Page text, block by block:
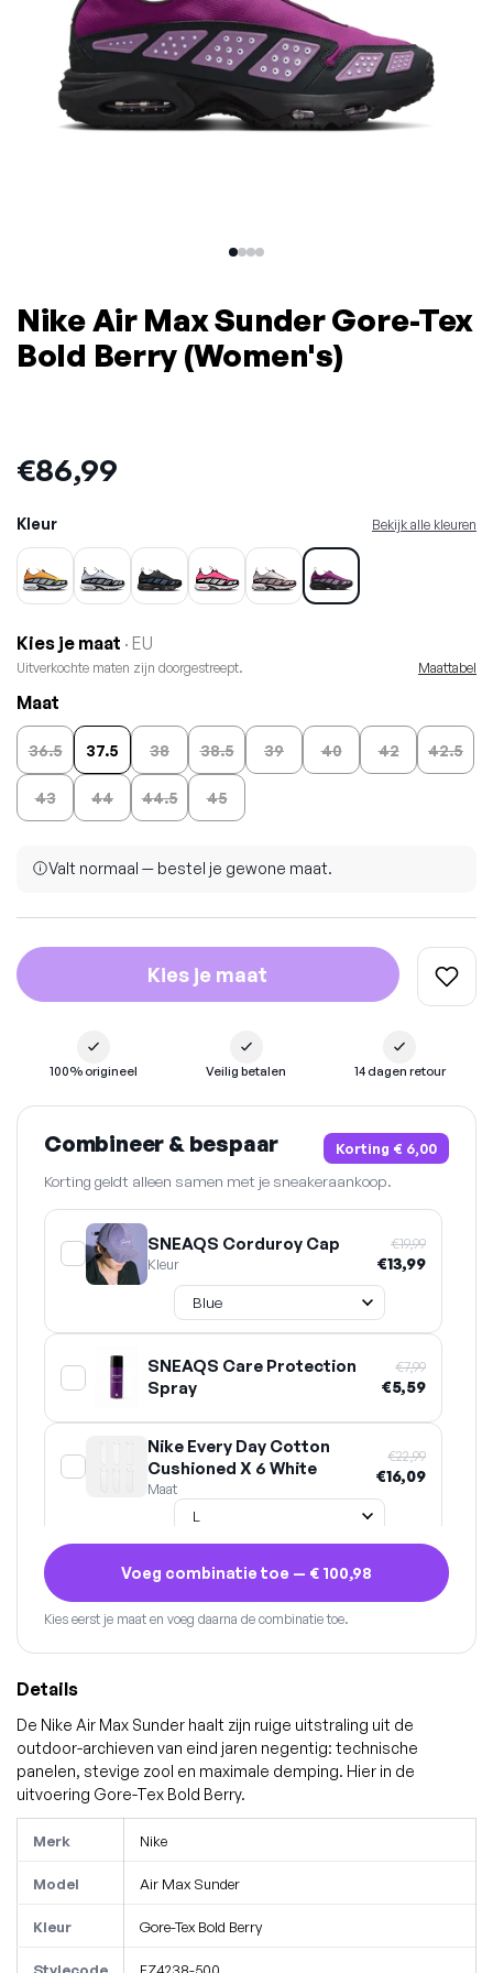
Nike Air Max Sunder Gore-Tex
Bold Berry (Women's)
Prijs:
€86,99
Kleur Bekijk alle kleuren
Kies je maat · EU
Uitverkochte maten zijn doorgestreept. Maattabel
Maat
36.5 37.5 38 38.5 39 40 42 42.5
43 44 44.5 45
Valt normaal — bestel je gewone maat.
Kies je maat
100% origineel Veilig betalen 14 dagen retour
Combineer & bespaar Korting € 6,00
Korting geldt alleen samen met je sneakeraankoop.
SNEAQS Corduroy Cap
Kleur
€19,99
€13,99
SNEAQS Care Protection
Spray
€7,99
€5,59
Nike Every Day Cotton
Cushioned X 6 White
Maat
€22,99
€16,09
Voeg combinatie toe — € 100,98
Kies eerst je maat en voeg daarna de combinatie toe.
Details
De Nike Air Max Sunder haalt zijn ruige uitstraling uit de
outdoor-archieven van eind jaren negentig: technische
panelen, stevige zool en maximale demping. Hier in de
uitvoering Gore-Tex Bold Berry.
Merk Nike
Model Air Max Sunder
Kleur Gore-Tex Bold Berry